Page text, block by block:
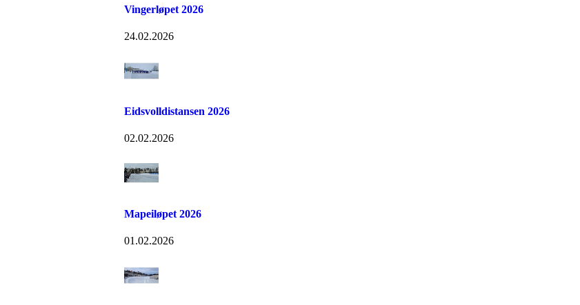
Vingerløpet 2026
24.02.2026
Eidsvolldistansen 2026
02.02.2026
Mapeiløpet 2026
01.02.2026